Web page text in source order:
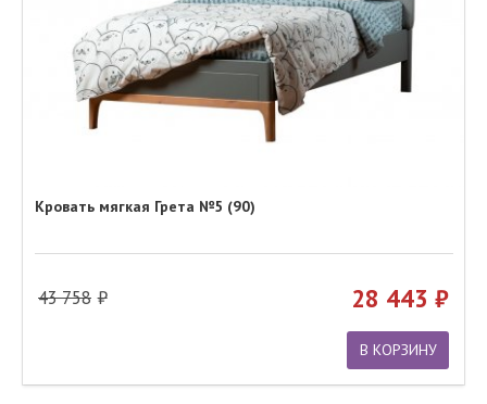
Кровать мягкая Грета №5 (90)
43 758 28 443
В КОРЗИНУ